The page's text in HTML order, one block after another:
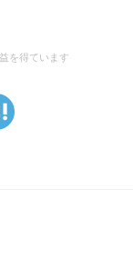
を得ています